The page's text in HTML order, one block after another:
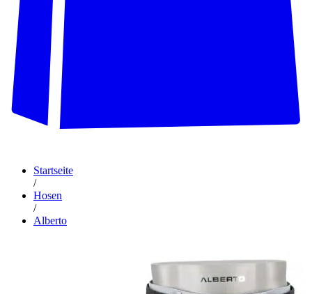
Startseite
/
Hosen
/
Alberto